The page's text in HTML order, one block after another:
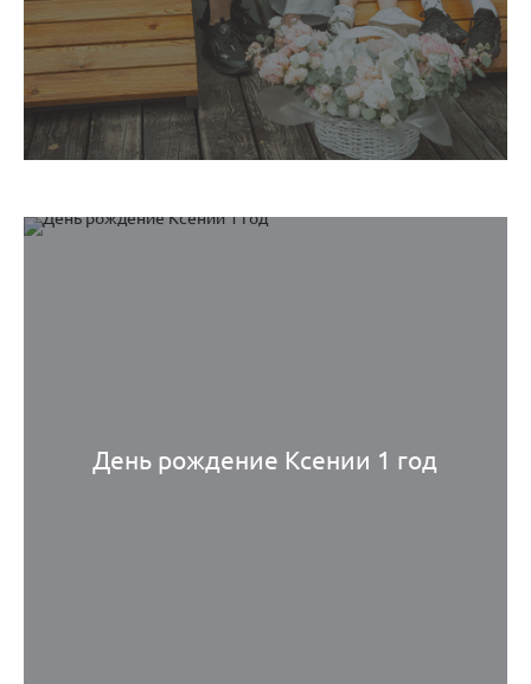
День рождение Ксении 1 год